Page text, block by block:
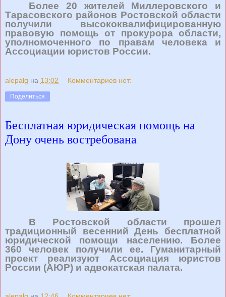
Более 20 жителей Миллеровского и
Тарасовского районов Ростовской области
получили высококвалифицированную
правовую помощь от прокурора области,
уполномоченного по правам человека и
Ассоциации юристов России.
alepalg на 13:02 Комментариев нет:
Поделиться
Бесплатная юридическая помощь на
Дону очень востребована
В Ростовской области прошел
традиционный весенний День бесплатной
юридической помощи населению. Более
360 человек получили ее. Гуманитарный
проект реализуют Ассоциация юристов
России (АЮР) и адвокатская палата.